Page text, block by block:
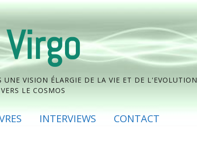
UNE VISION ÉLARGIE DE LA VIE ET DE L'EVOLUTION
LE COSMOS
INTERVIEWS CONTACT